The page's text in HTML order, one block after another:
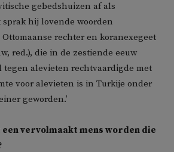
gebedshuizen af als
sprak hij lovende woorden
rechter en koranexegeet
red.), die in de zestiende eeuw
tegen alevieten rechtvaardigde met
voor alevieten is in Turkije onder
geworden.’
een vervolmaakt mens worden die